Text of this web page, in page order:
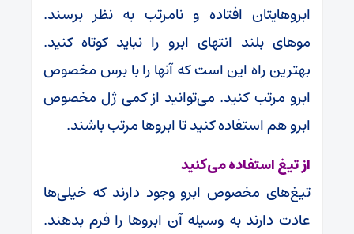
ابروهایتان افتاده و نامرتب به نظر برسند.
موهای بلند انتهای ابرو را نباید کوتاه کنید.
بهترین راه این است که آنها را با برس مخصوص
ابرو مرتب کنید. می‌توانید از کمی ژل مخصوص
ابرو هم استفاده کنید تا ابروها مرتب باشند.
از تیغ استفاده می‌کنید
تیغ‌های مخصوص ابرو وجود دارند که خیلی‌ها
عادت دارند به وسیله آن ابروها را فرم بدهند.